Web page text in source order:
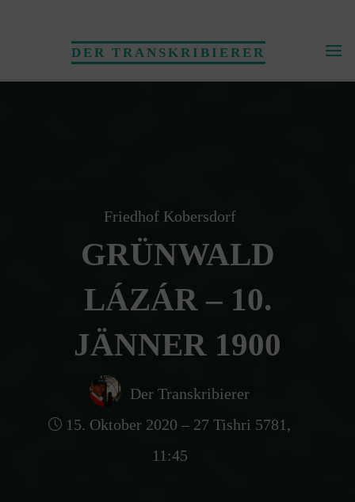
DER TRANSKRIBIERER
Friedhof Kobersdorf
GRÜNWALD
LÁZÁR – 10.
JÄNNER 1900
Der Transkribierer
15. Oktober 2020 – 27 Tishri 5781,
11:45